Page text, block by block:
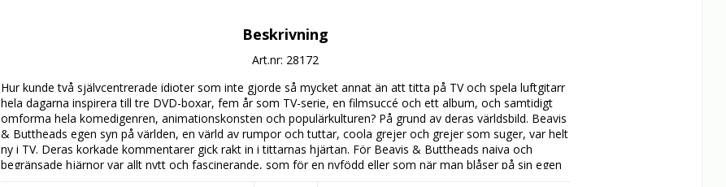
Beskrivning
Art.nr: 28172
Hur kunde två självcentrerade idioter som inte gjorde så mycket annat än att titta på TV och spela luftgitarr
hela dagarna inspirera till tre DVD-boxar, fem år som TV-serie, en filmsuccé och ett album, och samtidigt
omforma hela komedigenren, animationskonsten och populärkulturen? På grund av deras världsbild. Beavis
& Buttheads egen syn på världen, en värld av rumpor och tuttar, coola grejer och grejer som suger, var helt
ny i TV. Deras korkade kommentarer gick rakt in i tittarnas hjärtan. För Beavis & Buttheads naiva och
begränsade hjärnor var allt nytt och fascinerande, som för en nyfödd eller som när man blåser på sin egen